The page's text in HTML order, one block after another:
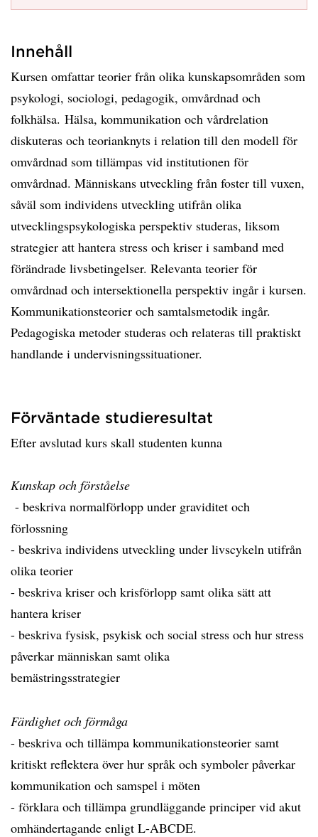
Innehåll
Kursen omfattar teorier från olika kunskapsområden som
psykologi, sociologi, pedagogik, omvårdnad och
folkhälsa. Hälsa, kommunikation och vårdrelation
diskuteras och teorianknyts i relation till den modell för
omvårdnad som tillämpas vid institutionen för
omvårdnad. Människans utveckling från foster till vuxen,
såväl som individens utveckling utifrån olika
utvecklingspsykologiska perspektiv studeras, liksom
strategier att hantera stress och kriser i samband med
förändrade livsbetingelser. Relevanta teorier för
omvårdnad och intersektionella perspektiv ingår i kursen.
Kommunikationsteorier och samtalsmetodik ingår.
Pedagogiska metoder studeras och relateras till praktiskt
handlande i undervisningssituationer.
Förväntade studieresultat
Efter avslutad kurs skall studenten kunna
Kunskap och förståelse
- beskriva normalförlopp under graviditet och
förlossning
- beskriva individens utveckling under livscykeln utifrån
olika teorier
- beskriva kriser och krisförlopp samt olika sätt att
hantera kriser
- beskriva fysisk, psykisk och social stress och hur stress
påverkar människan samt olika
bemästringsstrategier
Färdighet och förmåga
- beskriva och tillämpa kommunikationsteorier samt
kritiskt reflektera över hur språk och symboler påverkar
kommunikation och samspel i möten
- förklara och tillämpa grundläggande principer vid akut
omhändertagande enligt L-ABCDE.